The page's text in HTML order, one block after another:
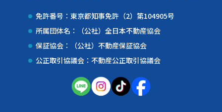
免許番号：東京都知事免許（2）第104905号
所属団体名：（公社）全日本不動産協会
保証協会：（公社）不動産保証協会
公正取引協議会：不動産公正取引協議会